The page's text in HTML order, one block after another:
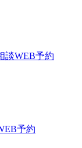
談WEB予約
予約